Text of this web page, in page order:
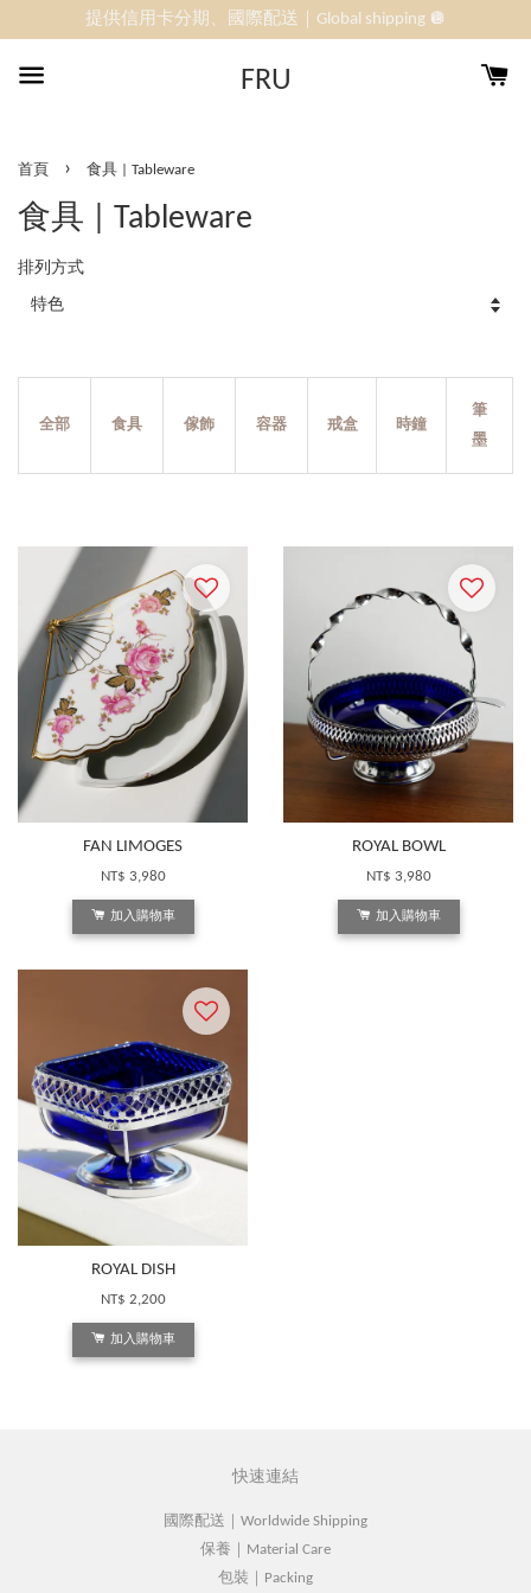
提供信用卡分期、國際配送｜Global shipping 🪩
FRU
首頁 › 食具 | Tableware
食具 | Tableware
排列方式
全部 食具 傢飾 容器 戒盒 時鐘
筆
墨
FAN LIMOGES
NT$ 3,980
加入購物車
ROYAL BOWL
NT$ 3,980
加入購物車
ROYAL DISH
NT$ 2,200
加入購物車
快速連結
國際配送｜Worldwide Shipping
保養｜Material Care
包裝｜Packing